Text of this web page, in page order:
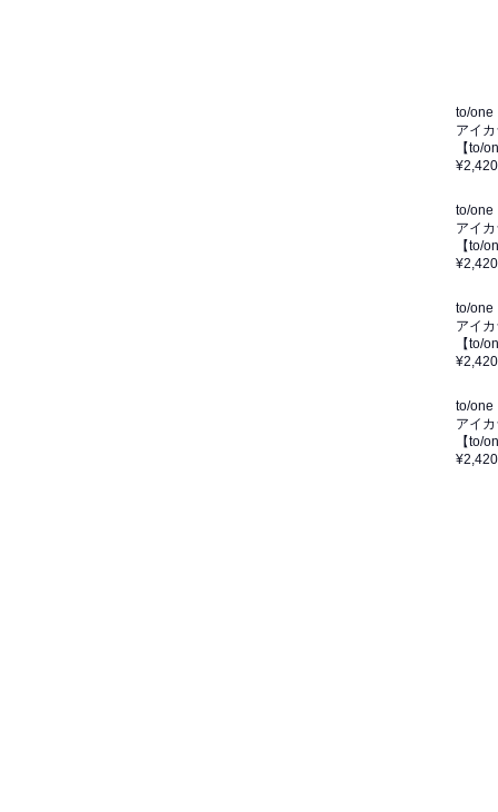
to/one
アイ
【to/
¥2,420
to/one
アイ
【to/
¥2,420
to/one
アイ
【to/
¥2,420
to/one
アイ
【to/
¥2,420